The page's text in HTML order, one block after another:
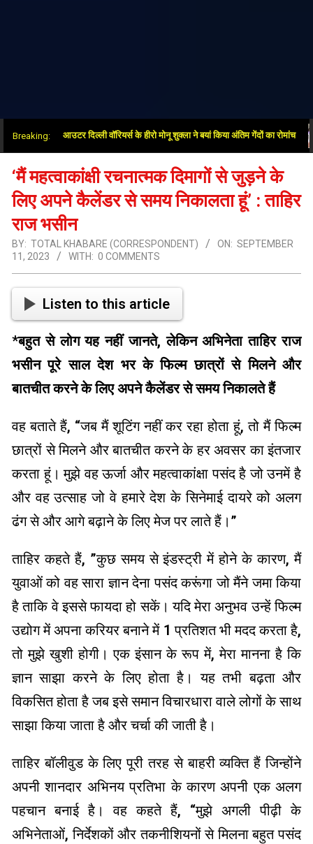
Breaking:
के बाद आउटर दिल्ली वॉरियर्स के हीरो मोनू शुक्ला ने बयां किया अंतिम गेंदों का रोमांच
‘मैं महत्वाकांक्षी रचनात्मक दिमागों से जुड़ने के
लिए अपने कैलेंडर से समय निकालता हूं’ : ताहिर
राज भसीन
BY: TOTAL KHABARE (CORRESPONDENT) ON: SEPTEMBER
11, 2023
WITH: 0 COMMENTS
Listen to this article
*बहुत से लोग यह नहीं जानते, लेकिन अभिनेता ताहिर राज
भसीन पूरे साल देश भर के फिल्म छात्रों से मिलने और
बातचीत करने के लिए अपने कैलेंडर से समय निकालते हैं
वह बताते हैं, “जब मैं शूटिंग नहीं कर रहा होता हूं, तो मैं फिल्म
छात्रों से मिलने और बातचीत करने के हर अवसर का इंतजार
करता हूं। मुझे वह ऊर्जा और महत्वाकांक्षा पसंद है जो उनमें है
और वह उत्साह जो वे हमारे देश के सिनेमाई दायरे को अलग
ढंग से और आगे बढ़ाने के लिए मेज पर लाते हैं।”
ताहिर कहते हैं, ”कुछ समय से इंडस्ट्री में होने के कारण, मैं
युवाओं को वह सारा ज्ञान देना पसंद करूंगा जो मैंने जमा किया
है ताकि वे इससे फायदा हो सकें। यदि मेरा अनुभव उन्हें फिल्म
उद्योग में अपना करियर बनाने में 1 प्रतिशत भी मदद करता है,
तो मुझे खुशी होगी। एक इंसान के रूप में, मेरा मानना है कि
ज्ञान साझा करने के लिए होता है। यह तभी बढ़ता और
विकसित होता है जब इसे समान विचारधारा वाले लोगों के साथ
साझा किया जाता है और चर्चा की जाती है।
ताहिर बॉलीवुड के लिए पूरी तरह से बाहरी व्यक्ति हैं जिन्होंने
अपनी शानदार अभिनय प्रतिभा के कारण अपनी एक अलग
पहचान बनाई है। वह कहते हैं, “मुझे अगली पीढ़ी के
अभिनेताओं, निर्देशकों और तकनीशियनों से मिलना बहुत पसंद